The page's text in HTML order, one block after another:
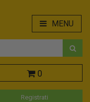
MENU
0
Registrati